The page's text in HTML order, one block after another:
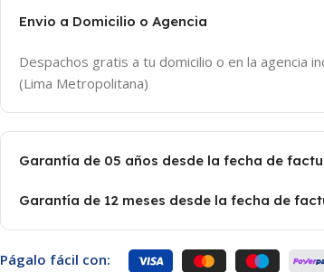
Envio a Domicilio o Agencia
Despachos gratis a tu domicilio o en la agencia
(Lima Metropolitana)
Garantía de 05 años desde la fecha de
Garantía de 12 meses desde la fecha de
Págalo fácil con: